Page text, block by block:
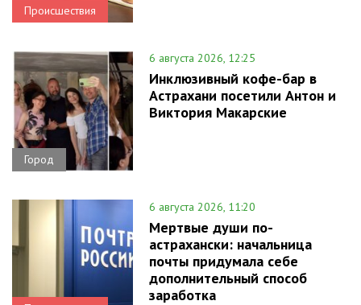
Происшествия
Город
6 августа 2026, 12:25
Инклюзивный кофе-бар в
Астрахани посетили Антон и
Виктория Макарские
6 августа 2026, 11:20
Мертвые души по-
астрахански: начальница
почты придумала себе
дополнительный способ
заработка